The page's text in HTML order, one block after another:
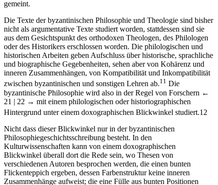
gemeint.
Die Texte der byzantinischen Philosophie und Theologie sind bisher
nicht als argumentative Texte studiert worden, stattdessen sind sie
aus dem Gesichtspunkt des orthodoxen Theologen, des Philologen
oder des Historikers erschlossen worden. Die philologischen und
historischen Arbeiten geben Aufschluss über historische, sprachliche
und biographische Gegebenheiten, sehen aber von Kohärenz und
inneren Zusammenhängen, von Kompatibilität und Inkompatibilität
zwischen byzantinischen und sonstigen Lehren ab.11 Die
byzantinische Philosophie wird also in der Regel von Forschern ←
21 | 22 → mit einem philologischen oder historiographischen
Hintergrund unter einem doxographischen Blickwinkel studiert.12
Nicht dass dieser Blickwinkel nur in der byzantinischen
Philosophiegeschichtsschreibung besteht. In den
Kulturwissenschaften kann von einem doxographischen
Blickwinkel überall dort die Rede sein, wo Thesen von
verschiedenen Autoren besprochen werden, die einen bunten
Flickenteppich ergeben, dessen Farbenstruktur keine inneren
Zusammenhänge aufweist; die eine Fülle aus bunten Positionen